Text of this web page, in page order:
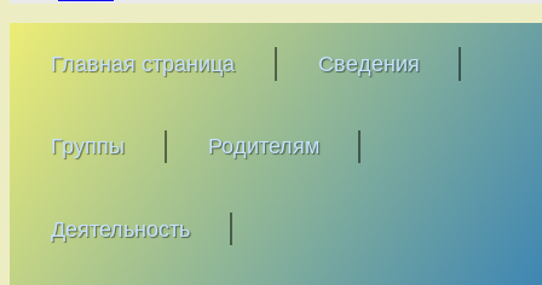
Главная страница Сведения
Группы Родителям
Деятельность